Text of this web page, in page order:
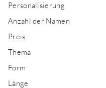
Personalisierung
Anzahl der Namen
Preis
Thema
Form
Länge